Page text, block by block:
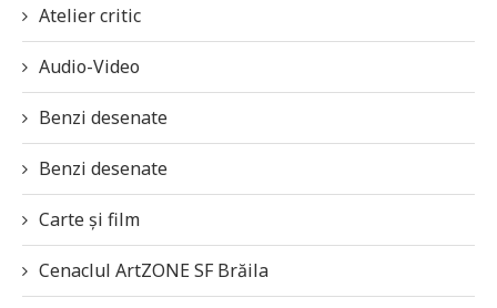
Atelier critic
Audio-Video
Benzi desenate
Benzi desenate
Carte și film
Cenaclul ArtZONE SF Brăila